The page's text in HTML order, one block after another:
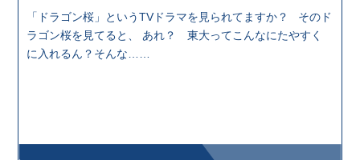
「ドラゴン桜」というTVドラマを見られてますか？ そのド
ラゴン桜を見てると、 あれ？ 東大ってこんなにたやすく
に入れるん？そんな……